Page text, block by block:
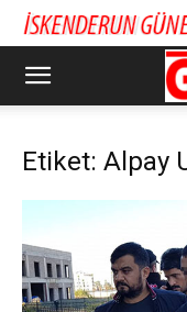
Etiket: Alpay